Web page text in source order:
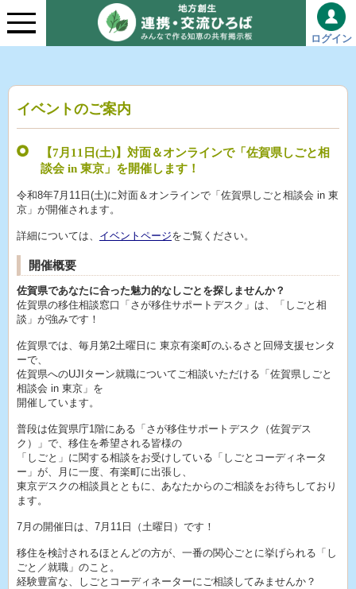
ログイン
イベントのご案内
【7月11日(土)】対面＆オンラインで「佐賀県しごと相
談会 in 東京」を開催します！
令和8年7月11日(土)に対面＆オンラインで「佐賀県しごと相談会 in 東
京」が開催されます。
詳細については、 イベントページをご覧ください。
開催概要
佐賀県であなたに合った魅力的なしごとを探しませんか？
佐賀県の移住相談窓口「さが移住サポートデスク」は、「しごと相
談」が強みです！
佐賀県では、毎月第2土曜日に 東京有楽町のふるさと回帰支援センタ
ーで、
佐賀県へのUJIターン就職についてご相談いただける「佐賀県しごと
相談会 in 東京」を
開催しています。
普段は佐賀県庁1階にある「さが移住サポートデスク（佐賀デス
ク）」で、移住を希望される皆様の
「しごと」に関する相談をお受けしている「しごとコーディネータ
ー」が、月に一度、有楽町に出張し、
東京デスクの相談員とともに、あなたからのご相談をお待ちしており
ます。
7月の開催日は、7月11日（土曜日）です！
移住を検討されるほとんどの方が、一番の関心ごとに挙げられる「し
ごと／就職」のこと。
経験豊富な、しごとコーディネーターにご相談してみませんか？